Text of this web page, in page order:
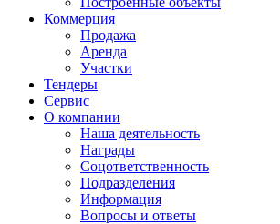
Коммерция
Продажа
Аренда
Участки
Тендеры
Сервис
О компании
Наша деятельность
Награды
Соцответственность
Подразделения
Информация
Вопросы и ответы